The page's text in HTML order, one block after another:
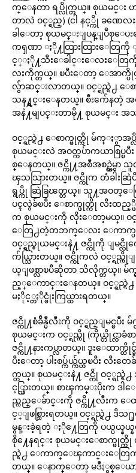
က္ေနတာ ရပ္လိုက္တယ္။ စုယမင္း ဟာ
တာလဲ ဝင့္ရည္) (ငါ နင့္ကို ခဏေလး
ခါေတာ့ စုယမင္းျပန္ျပဳစုေပး
ကၡဏာ ႏို႔ထြားထြားေတြကို ျ
င့္ႏို႔သီးေခါင္းေလးေတြကို လွ်
လးကိုက္တယ္။ ၿပီးေတာ့ ေအာ
လွ်ာဆင္းလာတယ္။ ဝင့္ရည္ရဲ႕ ေစာ
သန႔္ရွင္းေနတယ္။ စီးက်ေန
အနံ႔မျပင္းတာမို႔ စုယမင္း အ
ဝင့္ရည္ရဲ႕ ေစာက္ဖုတ္ကို မ်က္ႏွာအပ္
စုယမင္းလဲ အဝတ္ကပ်ာကယာစြပ္ၿပီ
စ္ေနတယ္။ ဇင္ကို႔အစီအစဥ္ထဲမွာ
ၾသသြားတယ္။ ဇင္ကိုက တံခါးဆ
ရွပ္ကို ဆြဲခြၽတ္တယ္။ သူ႔အဝတ္
ပၚလွဲခ်ၿပီး ေစာက္ဖုတ္ကို လီးထည့္
က စုယမင္းကို လိုးေတာ့မယ္။ ဝ
ေတြ႕တဲ့တဘက္ေလး ေကာက္ပ
ဝင့္ရည္စုယမင္းနဲ႔ ဇင္ကိုကို ျမင္လို
က်ယ္သြားတယ္။ ဇင္ကိုကလဲ ဝင့္ရ
ယ္ျဖစ္လာၿပီဆိုတာ သိလိုက္တယ္။ မ်က္
ည့္ေကာင္းေနတယ္။ ဝင့္ရည္
မႏိုင့္တႏိုင္ဖုံးကြယ္ထားရတယ္။
ဇင္ကို႔စံခ်ိန္မီလီးကို ဝင့္ရည္ျမင္ၿပီး
စုယမင္းက ဝင့္ရည္ကို (ကိုယ္တိုင္လာခံစ
ဇင္ကို႔နားကပ္လာတယ္။ ဒူးေထာက္ထို
ပီးေတာ့ ပါးစပ္က်ယ္က်ယ္ဟၿပီး လီး
က္တယ္။ စုယမင္းနဲ႔ ဇင္ကို ဝင့္ရည္
င့္သြားတယ္။ စာၾကမ္းပိုးက ဒ
ည္လည္ေခ်ာင္းကို ဇင္ကို႔လီးက ေထ
င့္ျဖစ္သြားရတယ္။ ဝင့္ရည္ရဲ႕ ဒိသ
မွန္းခဲ့ရတဲ့ ႏို႔ေတြကို ပယ္ပယ္နယ္န
စို႔ေနရင္း စုယမင္းေစာက္ဖုတ္
ည္ရဲ႕ ေကာက္ေၾကာင္းေတြက
တယ္။ ေနာက္ေတာ့ မဒီႏွစ္ေယာ